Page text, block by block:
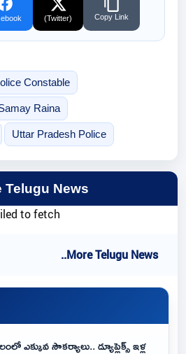
(Twitter) Copy Link
Constable
Raina
Uttar Pradesh Police
Telugu News
to fetch
..More Telugu News
ఎక్కువ సౌకర్యాలు.. డ్యూప్లెక్స్ ఇళ్ల